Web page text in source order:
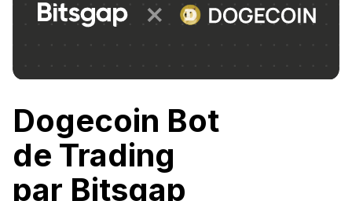
Dogecoin Bot
de Trading
par Bitsgap